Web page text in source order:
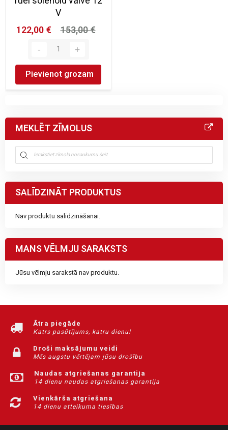
V
122,00 €
153,00 €
Pievienot grozam
MEKLĒT ZĪMOLUS
SALĪDZINĀT PRODUKTUS
Nav produktu salīdzināšanai.
MANS VĒLMJU SARAKSTS
Jūsu vēlmju sarakstā nav produktu.
Ātra piegāde
Katrs pasūtījums, katru dienu!
Droši maksājumu veidi
Mēs augstu vērtējam jūsu drošību
Naudas atgriešanas garantija
14 dienu naudas atgriešanas garantija
Vienkārša atgriešana
14 dienu atteikuma tiesības